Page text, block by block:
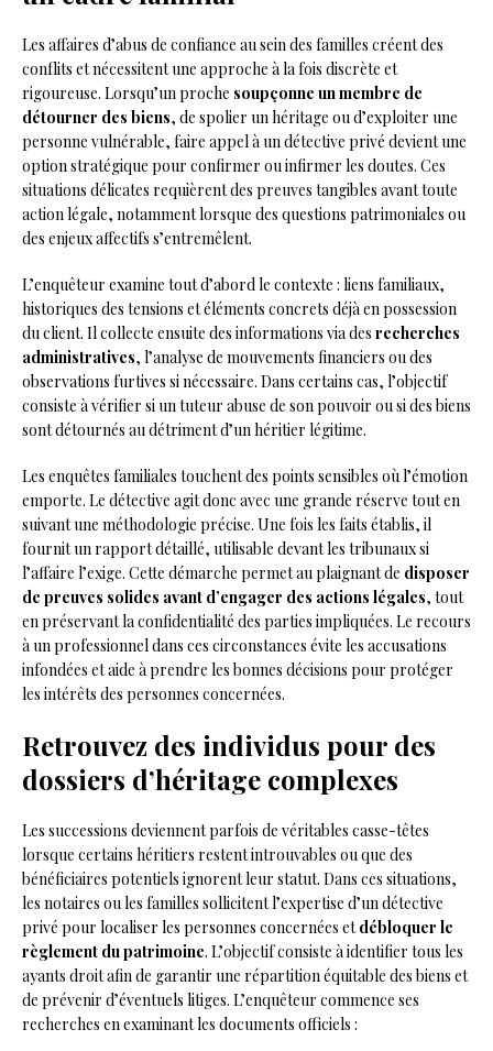
Les affaires d’abus de confiance au sein des familles créent des
conflits et nécessitent une approche à la fois discrète et
rigoureuse. Lorsqu’un proche soupçonne un membre de
détourner des biens, de spolier un héritage ou d’exploiter une
personne vulnérable, faire appel à un détective privé devient une
option stratégique pour confirmer ou infirmer les doutes. Ces
situations délicates requièrent des preuves tangibles avant toute
action légale, notamment lorsque des questions patrimoniales ou
des enjeux affectifs s’entremêlent.
L’enquêteur examine tout d’abord le contexte : liens familiaux,
historiques des tensions et éléments concrets déjà en possession
du client. Il collecte ensuite des informations via des recherches
administratives, l’analyse de mouvements financiers ou des
observations furtives si nécessaire. Dans certains cas, l’objectif
consiste à vérifier si un tuteur abuse de son pouvoir ou si des biens
sont détournés au détriment d’un héritier légitime.
Les enquêtes familiales touchent des points sensibles où l’émotion
emporte. Le détective agit donc avec une grande réserve tout en
suivant une méthodologie précise. Une fois les faits établis, il
fournit un rapport détaillé, utilisable devant les tribunaux si
l’affaire l’exige. Cette démarche permet au plaignant de disposer
de preuves solides avant d’engager des actions légales, tout
en préservant la confidentialité des parties impliquées. Le recours
à un professionnel dans ces circonstances évite les accusations
infondées et aide à prendre les bonnes décisions pour protéger
les intérêts des personnes concernées.
Retrouvez des individus pour des
dossiers d’héritage complexes
Les successions deviennent parfois de véritables casse-têtes
lorsque certains héritiers restent introuvables ou que des
bénéficiaires potentiels ignorent leur statut. Dans ces situations,
les notaires ou les familles sollicitent l’expertise d’un détective
privé pour localiser les personnes concernées etdébloquer le
règlement du patrimoine. L’objectif consiste à identifier tous les
ayants droit afin de garantir une répartition équitable des biens et
de prévenir d’éventuels litiges. L’enquêteur commence ses
recherches en examinant les documents officiels :